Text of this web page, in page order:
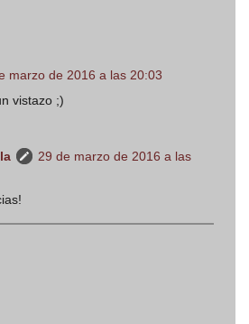
marzo de 2016 a las 20:03
vistazo ;)
29 de marzo de 2016 a las